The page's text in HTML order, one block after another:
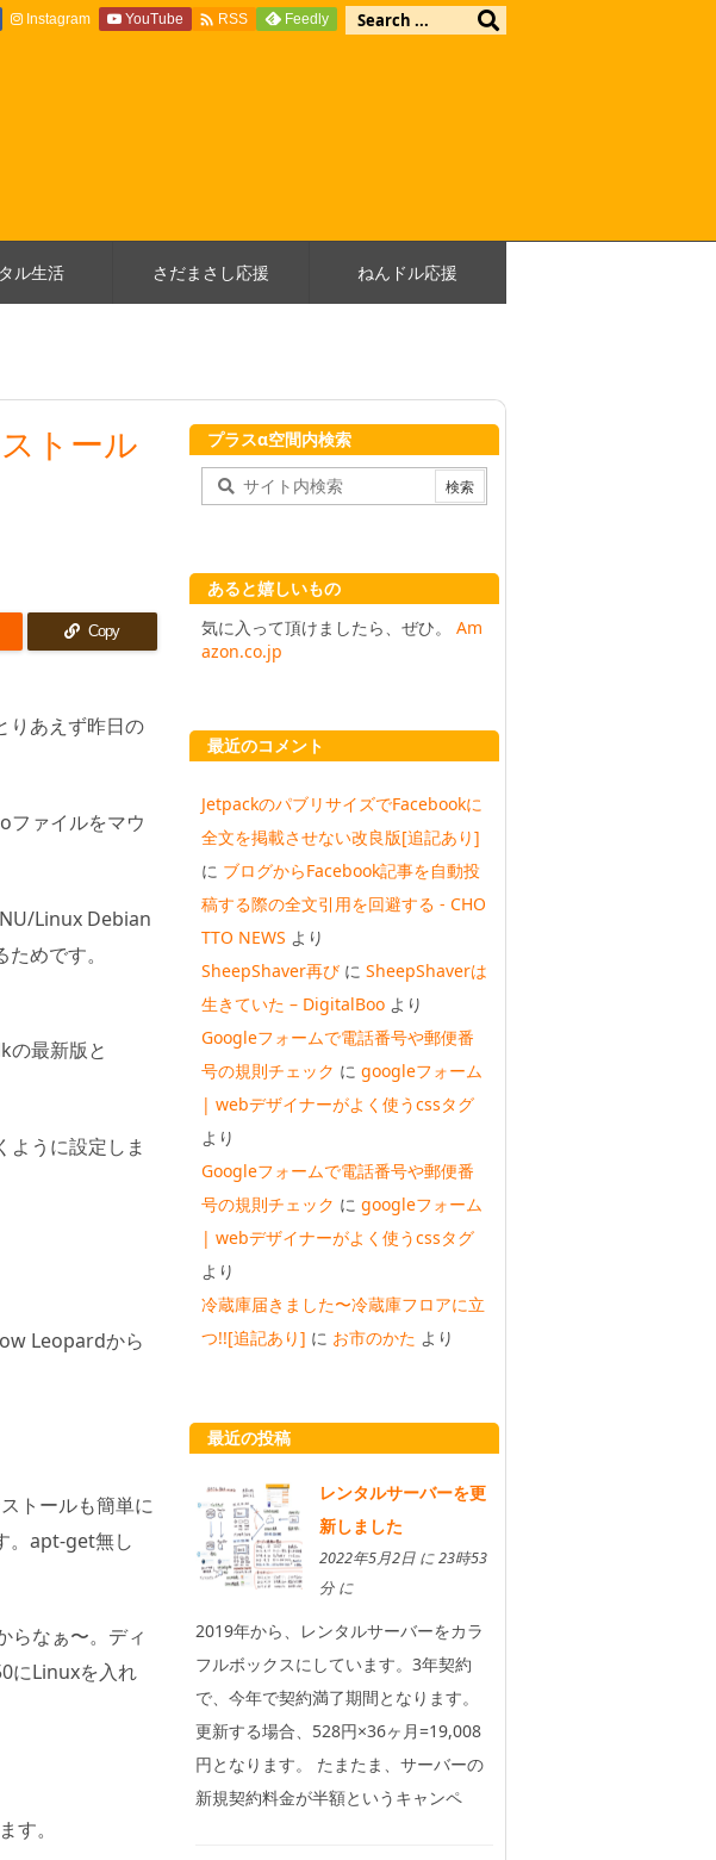
ル生活 さだまさし応援 ねんドル応援
Instagram YouTube  RSS Feedly
トール
Copy
りあえず昨日の
ファイルをマウ
Linux Debian
ためです。
の最新版と
ように設定しま
Leopardから
トールも簡単に
。apt-get無し
らなぁ〜。ディ
にLinuxを入れ
す。
プラスα空間内検索
あると嬉しいもの
気に入って頂けましたら、ぜひ。 Am
azon.co.jp
最近のコメント
JetpackのパブリサイズでFacebookに
全文を掲載させない改良版[追記あり]
に ブログからFacebook記事を自動投
稿する際の全文引用を回避する - CHO
TTO NEWS より
SheepShaver再び に SheepShaverは
生きていた – DigitalBoo より
Googleフォームで電話番号や郵便番
号の規則チェック に googleフォーム
| webデザイナーがよく使うcssタグ
より
Googleフォームで電話番号や郵便番
号の規則チェック に googleフォーム
| webデザイナーがよく使うcssタグ
より
冷蔵庫届きました〜冷蔵庫フロアに立
つ!![追記あり] に お市のかた より
最近の投稿
レンタルサーバーを更
新しました
2022年5月2日 に 23時53
分 に
2019年から、レンタルサーバーをカラ
フルボックスにしています。3年契約
で、今年で契約満了期間となります。
更新する場合、528円×36ヶ月=19,008
円となります。 たまたま、サーバーの
新規契約料金が半額というキャンペ